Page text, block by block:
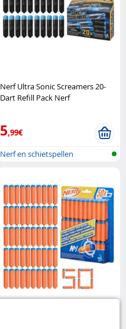
Nerf Ultra Sonic Screamers 20-
Dart Refill Pack Nerf
5,99€
Nerf en schietspellen